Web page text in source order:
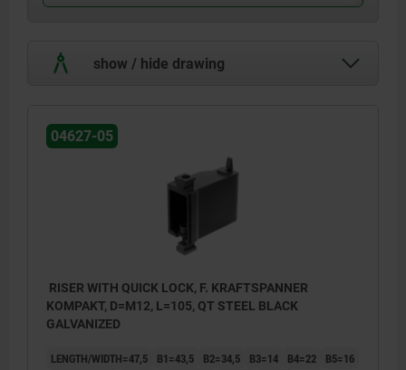
show / hide drawing
04627-05
RISER WITH QUICK LOCK, F. KRAFTSPANNER
KOMPAKT, D=M12, L=105, QT STEEL BLACK
GALVANIZED
LENGTH/WIDTH=47,5 B1=43,5 B2=34,5 B3=14 B4=22
B5=16